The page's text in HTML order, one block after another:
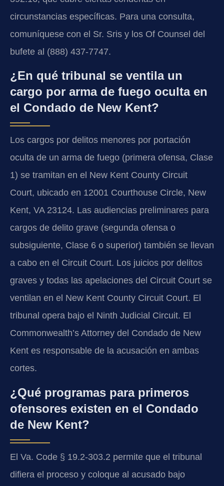
circunstancias específicas. Para una consulta,
comuníquese con el Sr. Sris y los Of Counsel del
bufete al (888) 437-7747.
¿En qué tribunal se ventila un
cargo por arma de fuego oculta en
el Condado de New Kent?
Los cargos por delitos menores por portación
oculta de un arma de fuego (primera ofensa, Clase
1) se tramitan en el New Kent County Circuit
Court, ubicado en 12001 Courthouse Circle, New
Kent, VA 23124. Las audiencias preliminares para
cargos de delito grave (segunda ofensa o
subsiguiente, Clase 6 o superior) también se llevan
a cabo en el Circuit Court. Los juicios por delitos
graves y todas las apelaciones del Circuit Court se
ventilan en el New Kent County Circuit Court. El
tribunal opera bajo el Ninth Judicial Circuit. El
Commonwealth’s Attorney del Condado de New
Kent es responsable de la acusación en ambas
cortes.
¿Qué programas para primeros
ofensores existen en el Condado
de New Kent?
El Va. Code § 19.2-303.2 permite que el tribunal
difiera el proceso y coloque al acusado bajo